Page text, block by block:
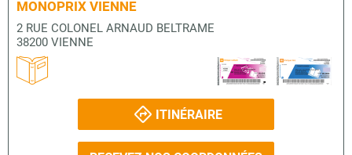
MONOPRIX VIENNE
2 RUE COLONEL ARNAUD BELTRAME
38200 VIENNE
ITINÉRAIRE